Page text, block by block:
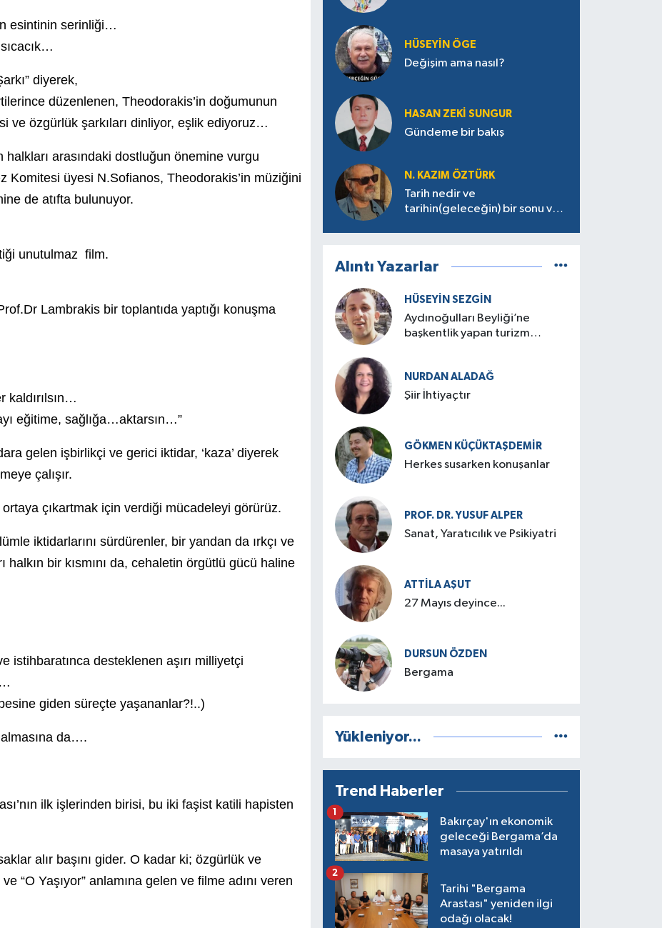
esintinin serinliği…
diyerek,
düzenlenen, Theodorakis’in doğumunun
ve özgürlük şarkıları dinliyor, eşlik ediyoruz…
arasındaki dostluğun önemine vurgu
Komitesi üyesi N.Sofianos, Theodorakis’in müziğini
de atıfta bulunuyor.
unutulmaz film.
Lambrakis bir toplantıda yaptığı konuşma
kaldırılsın…
eğitime, sağlığa…aktarsın…”
gelen işbirlikçi ve gerici iktidar, ‘kaza’ diyerek
çalışır.
çıkartmak için verdiği mücadeleyi görürüz.
iktidarlarını sürdürenler, bir yandan da ırkçı ve
halkın bir kısmını da, cehaletin örgütlü gücü haline
istihbaratınca desteklenen aşırı milliyetçi
giden süreçte yaşananlar?!..)
da….
ilk işlerinden birisi, bu iki faşist katili hapisten
alır başını gider. O kadar ki; özgürlük ve
“O Yaşıyor” anlamına gelen ve filme adını veren
HÜSEYIN ÖGE
Değişim ama nasıl?
HASAN ZEKI SUNGUR
Gündeme bir bakış
N. KAZIM ÖZTÜRK
Tarih nedir ve
tarihin(geleceğin) bir sonu var
Alıntı Yazarlar
HÜSEYIN SEZGIN
Aydınoğulları Beyliği’ne
başkentlik yapan turizm
NURDAN ALADAĞ
Şiir İhtiyaçtır
GÖKMEN KÜÇÜKTAŞDEMIR
Herkes susarken konuşanlar
PROF. DR. YUSUF ALPER
Sanat, Yaratıcılık ve Psikiyatri
ATTILA AŞUT
27 Mayıs deyince...
DURSUN ÖZDEN
Bergama
Yükleniyor...
Trend Haberler
Bakırçay'ın ekonomik
geleceği Bergama’da
masaya yatırıldı
1
Tarihi "Bergama
Arastası" yeniden ilgi
odağı olacak!
2